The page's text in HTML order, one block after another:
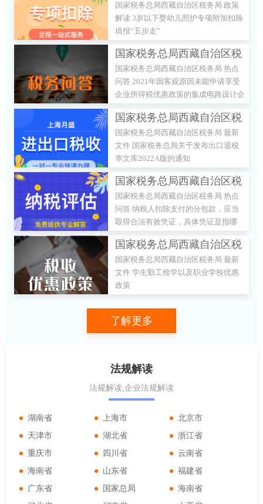
设计、制造和技术特性上主要用于载运
乘客及其随身行李和（或）临时物品，
包括驾驶员座位在内最多不超过9个座
格，以车辆购置税应税车辆的计税价格
为准。 四、乘用车购置日期按照机动
车销售统一发票或海关关税专用缴款书
等有效凭证的开具日期确定。 五、乘
和国机动车整车出厂合格证》电子信息
或者进口机动车《车辆电子信息单》电
子信息所载的排量、额定载客（人）数
确定。
务局 政策解读 3岁以下婴幼
儿照护专项附加扣除填
报“五步走”
国家税务总局西藏自治区税务局 政策
解读 3岁以下婴幼儿照护专项附加扣除
填报“五步走”
国家税务总局西藏自治区税
务局 热点问答 2021年因客
观原因未能申请享受企业所
得税优惠政策的集成电路设
计企业和软件企业，能否补
充申请？
国家税务总局西藏自治区税务局 热点
问答 2021年因客观原因未能申请享受
企业所得税优惠政策的集成电路设计企
业和软件企业，能否补充申请？
国家税务总局西藏自治区税
务局 最新文件 国家税务总
局关于发布出口退税率文库
2022A版的通知
国家税务总局西藏自治区税务局 最新
文件 国家税务总局关于发布出口退税
率文库2022A版的通知
国家税务总局西藏自治区税
务局 热点问答 纳税人扣除
支付的分包款，应当取得合
法有效凭证，具体凭证是指
哪些？
国家税务总局西藏自治区税务局 热点
问答 纳税人扣除支付的分包款，应当
取得合法有效凭证，具体凭证是指哪
些？
国家税务总局西藏自治区税
务局 最新文件 学生勤工俭
学以及职业学校优惠政策
国家税务总局西藏自治区税务局 最新
文件 学生勤工俭学以及职业学校优惠
政策
了解更多
法规解读
法规解读,企业法规解读
湖南省 上海市
北京市
天津市
湖北省
浙江省
重庆市
四川省
云南省
海南省
山东省
福建省
广东省
国家总局
海南省